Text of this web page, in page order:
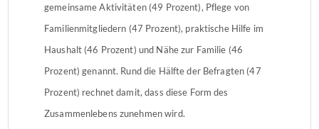
gemeinsame Aktivitäten (49 Prozent), Pflege von
Familienmitgliedern (47 Prozent), praktische Hilfe im
Haushalt (46 Prozent) und Nähe zur Familie (46
Prozent) genannt. Rund die Hälfte der Befragten (47
Prozent) rechnet damit, dass diese Form des
Zusammenlebens zunehmen wird.